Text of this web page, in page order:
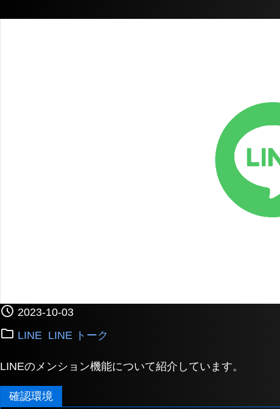
2023-10-03
LINE LINE トーク
LINEのメンション機能について紹介しています。
確認環境